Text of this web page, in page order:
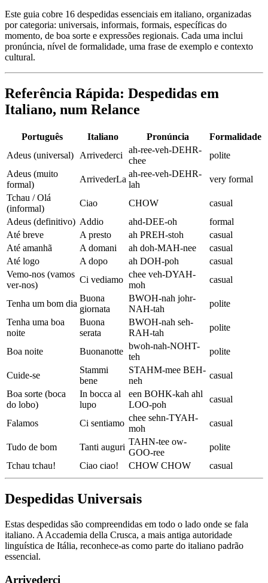
Este guia cobre 16 despedidas essenciais em italiano, organizadas
por categoria: universais, informais, formais, específicas do
momento, de boa sorte e expressões regionais. Cada uma inclui
pronúncia, nível de formalidade, uma frase de exemplo e contexto
cultural.
Referência Rápida: Despedidas em
Italiano, num Relance
Português Italiano Pronúncia
Formalidade
Adeus (universal)
Arrivederci
ah-ree-veh-DEHR-
chee
polite
Adeus (muito
formal)
ArrivederLa
ah-ree-veh-DEHR-
lah
very formal
Tchau / Olá
(informal)
Ciao CHOW
casual
Adeus (definitivo) Addio ahd-DEE-oh
formal
Até breve
A presto ah PREH-stoh
casual
Até amanhã
A domani ah doh-MAH-nee
casual
Até logo
A dopo ah DOH-poh
casual
Vemo-nos (vamos
ver-nos)
Ci vediamo
chee veh-DYAH-
moh
casual
Tenha um bom dia
Buona
giornata
BWOH-nah johr-
NAH-tah
polite
Tenha uma boa
noite
Buona
serata
BWOH-nah seh-
RAH-tah
polite
Boa noite Buonanotte
bwoh-nah-NOHT-
teh
polite
Cuide-se
Stammi
bene
STAHM-mee BEH-
neh
casual
Boa sorte (boca
do lobo)
In bocca al
lupo
een BOHK-kah ahl
LOO-poh
casual
Falamos Ci sentiamo
chee sehn-TYAH-
moh
casual
Tudo de bom Tanti auguri
TAHN-tee ow-
GOO-ree
polite
Tchau tchau!
Ciao ciao! CHOW CHOW casual
Despedidas Universais
Estas despedidas são compreendidas em todo o lado onde se fala
italiano. A Accademia della Crusca, a mais antiga autoridade
linguística de Itália, reconhece-as como parte do italiano padrão
essencial.
Arrivederci